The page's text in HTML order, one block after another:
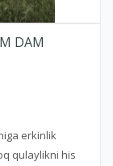
DAM
erkinlik
qulaylikni his